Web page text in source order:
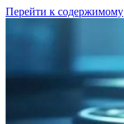
Перейти к содержимому